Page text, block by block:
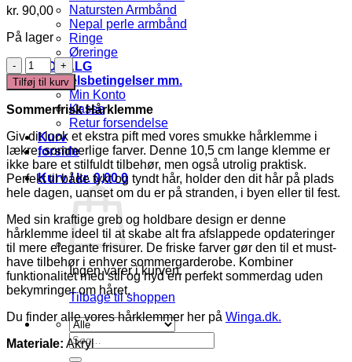
Natursten Armbånd
Nepal perle armbånd
Ringe
Øreringe
UDSALG
Handelsbetingelser mm.
Min Konto
Kasse
Retur forsendelse
Kurv
forside
Kurv /kr.0,00 0
Ingen varer i kurven.
Tilbage til shoppen
Søg
efter:
kr. 90,00
På lager
Sommer
-
Hårklemme
antal
Tilføj til kurv
Sommerfrisk Hårklemme
Giv dit look et ekstra pift med vores smukke hårklemme i
lækre, sommerlige farver. Denne 10,5 cm lange klemme er
ikke bare et stilfuldt tilbehør, men også utrolig praktisk.
Perfekt til både tykt og tyndt hår, holder den dit hår på plads
hele dagen, uanset om du er på stranden, i byen eller til fest.
Med sin kraftige greb og holdbare design er denne
hårklemme ideel til at skabe alt fra afslappede opdateringer
til mere elegante frisurer. De friske farver gør den til et must-
have tilbehør i enhver sommergarderobe. Kombiner
funktionalitet med stil og nyd en perfekt sommerdag uden
bekymringer om håret.
Du finder alle vores hårklemmer her på Winga.dk.
Materiale: Akryl